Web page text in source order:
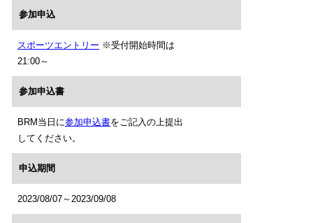
参加申込
スポーツエントリー ※受付開始時間は
21:00～
参加申込書
BRM当日に参加申込書をご記入の上提出
してください。
申込期間
2023/08/07～2023/09/08